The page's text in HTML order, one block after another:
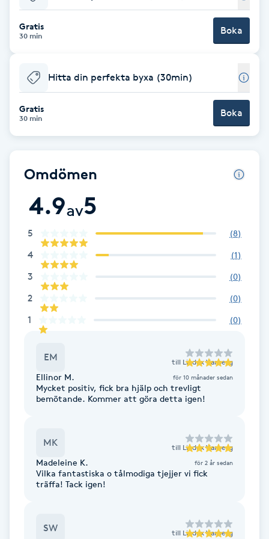
Babylights
Balayage
Barber
Bottenfärg
Brynformning
Brynfärgning
Brynplockning
Bröllopsuppsättning
Celluliter
Coachning
Gratis
30 min Boka
Hitta din perfekta byxa (30min)
Gratis
30 min Boka
Omdömen
4.9av5
5 (8)
4 (1)
3 (0)
2 (0)
1 (0)
EM till Lindex Varberg
Ellinor M. för 10 månader sedan
Mycket positiv, fick bra hjälp och trevligt
bemötande. Kommer att göra detta igen!
MK till Lindex Varberg
Madeleine K. för 2 år sedan
Vilka fantastiska o tålmodiga tjejjer vi fick
träffa! Tack igen!
SW till Lindex Varberg